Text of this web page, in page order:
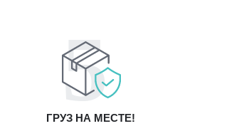
ГРУЗ НА МЕСТЕ!